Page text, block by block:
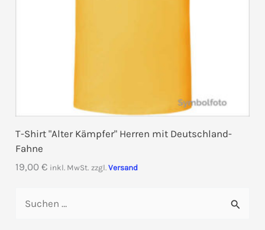
T-Shirt "Alter Kämpfer" Herren mit Deutschland-
Fahne
19,00€ inkl. MwSt. zzgl.Versand